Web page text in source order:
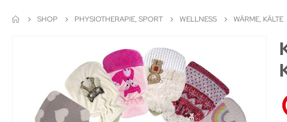
SHOP PHYSIOTHERAPIE, SPORT WELLNESS WÄRME, KÄLTE
springen
Zum